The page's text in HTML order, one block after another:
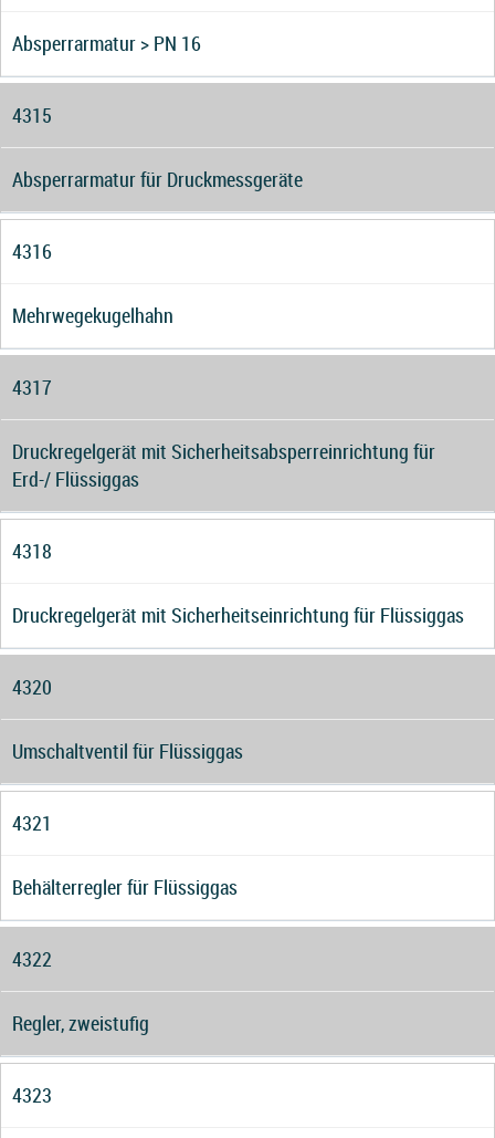
Absperrarmatur > PN 16
4315
Absperrarmatur für Druckmessgeräte
4316
Mehrwegekugelhahn
4317
Druckregelgerät mit Sicherheitsabsperreinrichtung für
Erd-/ Flüssiggas
4318
Druckregelgerät mit Sicherheitseinrichtung für Flüssiggas
4320
Umschaltventil für Flüssiggas
4321
Behälterregler für Flüssiggas
4322
Regler, zweistufig
4323